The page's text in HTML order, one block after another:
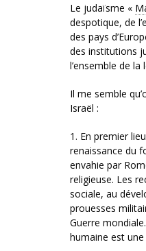
Le judaïsme «
despotique, de
des pays
des institutions
l’ensemble de
Il me semble
Israël :
1. En premier
renaissance du
envahie par
religieuse. Les
sociale, au
prouesses
Guerre
humaine est